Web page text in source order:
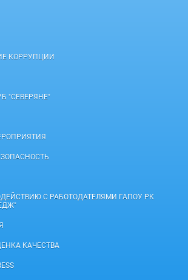
КОРРУПЦИИ
"СЕВЕРЯНЕ"
С РАБОТОДАТЕЛЯМИ ГАПОУ РК
КАЧЕСТВА